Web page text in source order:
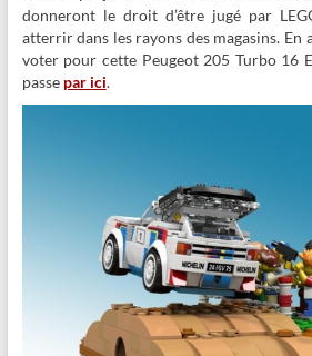
donneront le droit d’être jugé par
atterrir dans les rayons des magasins. En
voter pour cette Peugeot 205 Turbo 16
passe par ici.